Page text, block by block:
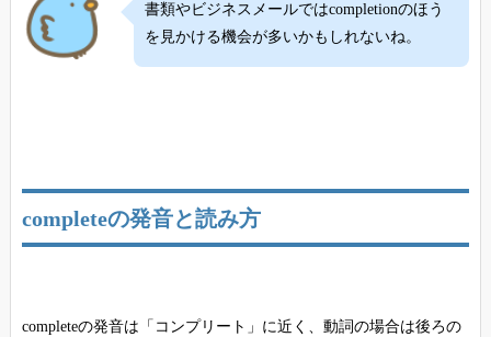
書類やビジネスメールではcompletionのほう
を見かける機会が多いかもしれないね。
completeの発音と読み方
completeの発音は「コンプリート」に近く、動詞の場合は後ろの